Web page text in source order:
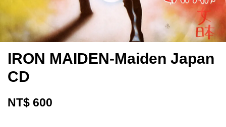
IRON MAIDEN-Maiden Japan
CD
NT$ 600